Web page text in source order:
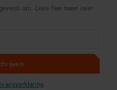
om. Lees hier meer over
.